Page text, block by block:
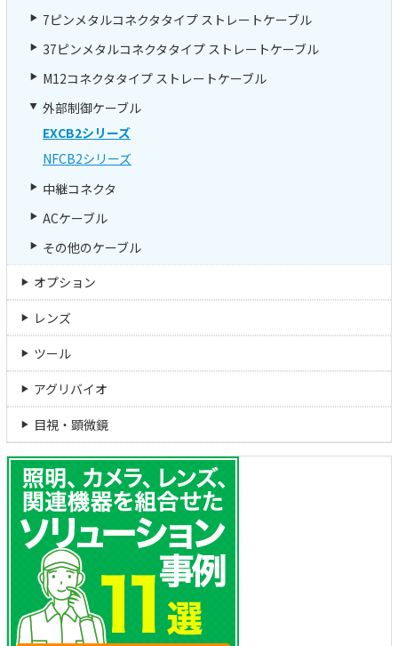
7ピンメタルコネクタタイプ ストレートケーブル
37ピンメタルコネクタタイプ ストレートケーブル
M12コネクタタイプ ストレートケーブル
外部制御ケーブル
EXCB2シリーズ
NFCB2シリーズ
中継コネクタ
ACケーブル
その他のケーブル
オプション
レンズ
ツール
アグリバイオ
目視・顕微鏡